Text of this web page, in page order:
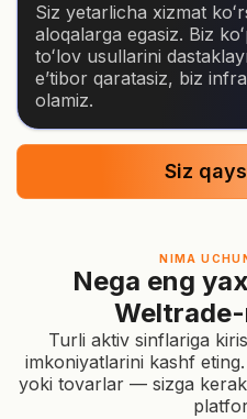
Siz yetarlicha xizmat
aloqalarga egasiz. Biz
toʻlov usullarini
eʼtibor qaratasiz, biz
olamiz.
Siz
NIMA
Nega eng
Turli aktiv sinflariga
imkoniyatlarini kashf
yoki tovarlar — sizga kerak